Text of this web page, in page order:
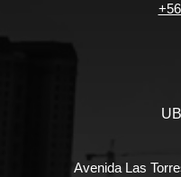
Avenida Las